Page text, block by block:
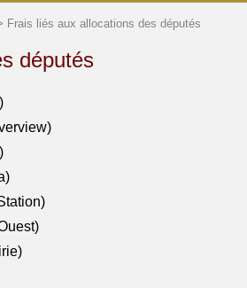
Frais liés aux allocations des députés
députés